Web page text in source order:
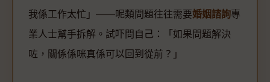
我係工作太忙」——呢類問題往往需要婚姻諮詢專
業人士幫手拆解。試吓問自己：「如果問題解決
咗，關係係咪真係可以回到從前？」